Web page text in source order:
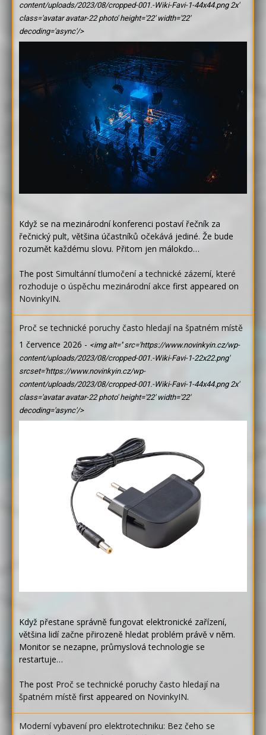
content/uploads/2023/08/cropped-001.-Wiki-Favi-1-44x44.png 2x'
class='avatar avatar-22 photo' height='22' width='22'
decoding='async'/>
Když se na mezinárodní konferenci postaví řečník za
řečnický pult, většina účastníků očekává jediné. Že bude
rozumět každému slovu. Přitom jen málokdo…
The post Simultánní tlumočení a technické zázemí, které
rozhoduje o úspěchu mezinárodní akce first appeared on
NovinkyIN.
Proč se technické poruchy často hledají na špatném místě
1 července 2026 - <img alt='' src='https://www.novinkyin.cz/wp-
content/uploads/2023/08/cropped-001.-Wiki-Favi-1-22x22.png'
srcset='https://www.novinkyin.cz/wp-
content/uploads/2023/08/cropped-001.-Wiki-Favi-1-44x44.png 2x'
class='avatar avatar-22 photo' height='22' width='22'
decoding='async'/>
Když přestane správně fungovat elektronické zařízení,
většina lidí začne přirozeně hledat problém právě v něm.
Monitor se nezapne, průmyslová technologie se
restartuje…
The post Proč se technické poruchy často hledají na
špatném místě first appeared on NovinkyIN.
Moderní vybavení pro elektrotechniku: Bez čeho se